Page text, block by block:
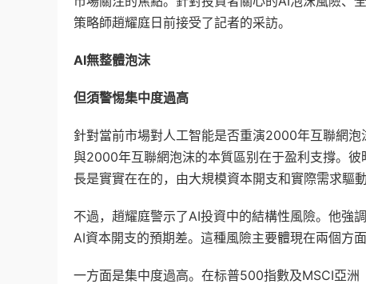
策略師趙耀庭日前接受了記者的采訪。
AI無整體泡沫
但須警惕集中度過高
針對當前市場對人工智能是否重演2000年互聯網
與2000年互聯網泡沫的本質區别在于盈利支撐。
長是實實在在的，由大規模資本開支和實際需求驅動
不過，趙耀庭警示了AI投資中的結構性風險。他強
AI資本開支的預期差。這種風險主要體現在兩個方面
一方面是集中度過高。在标普500指數及MSCI亞